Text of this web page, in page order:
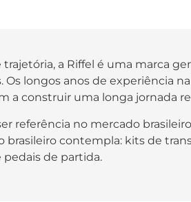
a Riffel é uma marca
Os longos anos de experiência
a construir uma longa jornada
referência no mercado
brasileiro contempla: kits de
de partida.